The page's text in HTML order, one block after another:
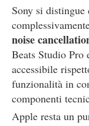
Sony si
noise
Beats Studio Pro
accessibile
funzionalità in
componenti
Apple resta un